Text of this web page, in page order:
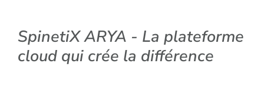
SpinetiX ARYA - La plateforme
cloud qui crée la différence